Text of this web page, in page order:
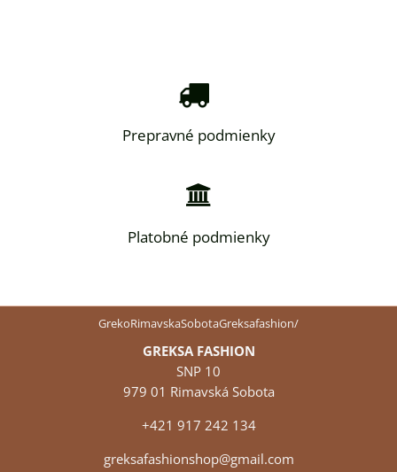
Prepravné podmienky
Platobné podmienky
GrekoRimavskaSobotaGreksafashion/
GREKSA FASHION
SNP 10
979 01 Rimavská Sobota
+421 917 242 134
greksafashionshop@gmail.com